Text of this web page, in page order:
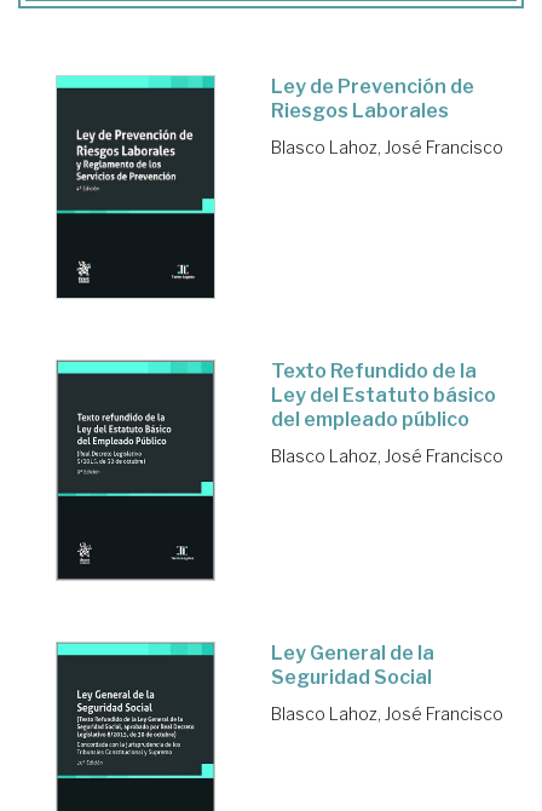
Ley de Prevención de
Riesgos Laborales
Blasco Lahoz, José Francisco
Texto Refundido de la
Ley del Estatuto básico
del empleado público
Blasco Lahoz, José Francisco
Ley General de la
Seguridad Social
Blasco Lahoz, José Francisco